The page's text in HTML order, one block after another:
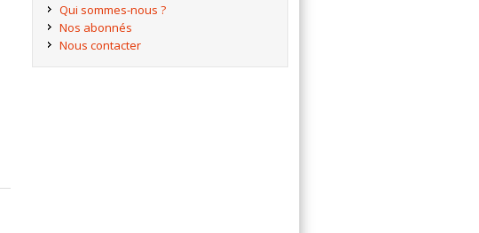
Qui sommes-nous ?
Nos abonnés
Nous contacter